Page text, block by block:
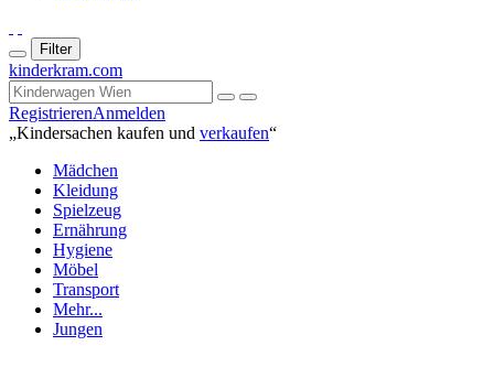
Filter
kinderkram.com
RegistrierenAnmelden
„Kindersachen kaufen und verkaufen“
Mädchen
Kleidung
Spielzeug
Ernährung
Hygiene
Möbel
Transport
Mehr...
Jungen